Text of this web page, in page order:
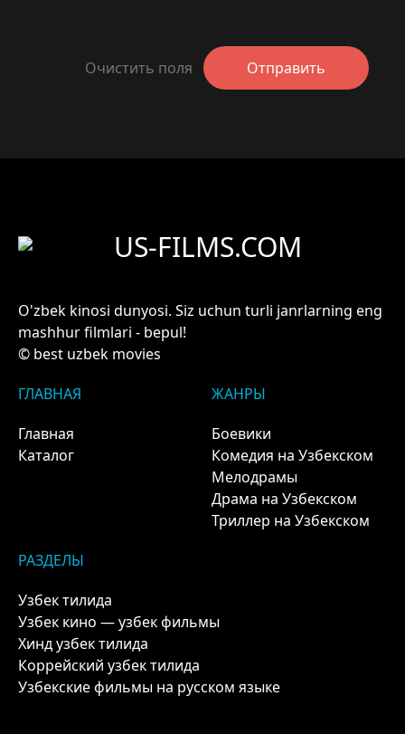
Очистить поля Отправить
US-FILMS.COM
O'zbek kinosi dunyosi. Siz uchun turli janrlarning eng
mashhur filmlari - bepul!
© best uzbek movies
ГЛАВНАЯ
Главная
Каталог
ЖАНРЫ
Боевики
Комедия на Узбекском
Мелодрамы
Драма на Узбекском
Триллер на Узбекском
РАЗДЕЛЫ
Узбек тилида
Узбек кино — узбек фильмы
Хинд узбек тилида
Коррейский узбек тилида
Узбекские фильмы на русском языке